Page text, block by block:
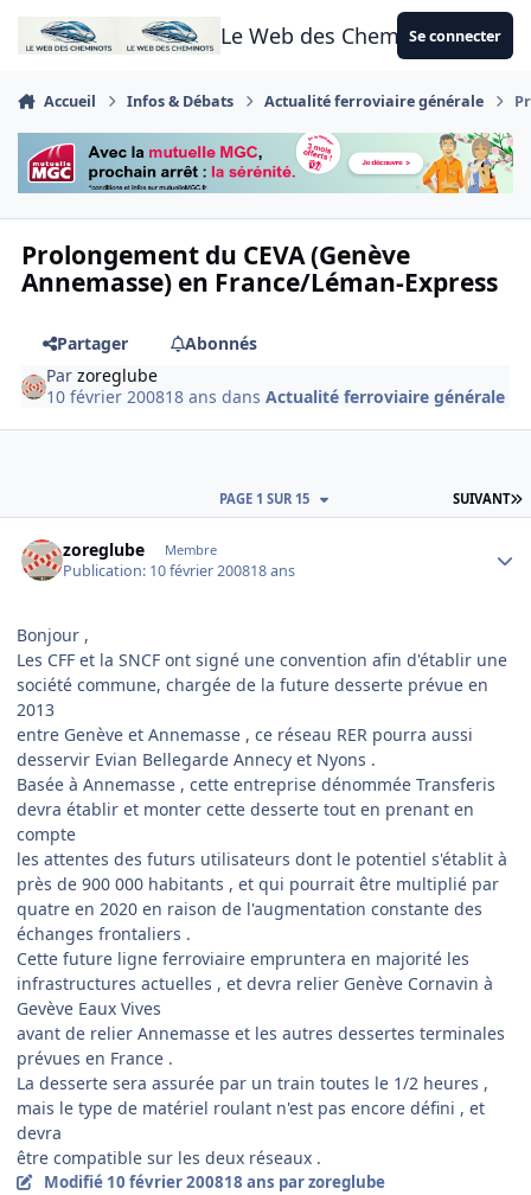
Aller au contenu
Le Web des CheminotsSe connecter
Accueil Infos & Débats Actualité ferroviaire générale
Prolongement du CEVA (Genève
Annemasse) en France/Léman-Express
Partager
Abonnés
Parzoreglube
10 février 200818 ans dansActualité ferroviaire générale
SUIVANT
PAGE 1 SUR 15
zoreglube Membre
Publication: 10 février 200818 ans
Bonjour ,
Les CFF et la SNCF ont signé une convention afin d'établir une
société commune, chargée de la future desserte prévue en
2013
entre Genève et Annemasse , ce réseau RER pourra aussi
desservir Evian Bellegarde Annecy et Nyons .
Basée à Annemasse , cette entreprise dénommée Transferis
devra établir et monter cette desserte tout en prenant en
compte
les attentes des futurs utilisateurs dont le potentiel s'établit à
près de 900 000 habitants , et qui pourrait être multiplié par
quatre en 2020 en raison de l'augmentation constante des
échanges frontaliers .
Cette future ligne ferroviaire empruntera en majorité les
infrastructures actuelles , et devra relier Genève Cornavin à
Gevève Eaux Vives
avant de relier Annemasse et les autres dessertes terminales
prévues en France .
La desserte sera assurée par un train toutes le 1/2 heures ,
mais le type de matériel roulant n'est pas encore défini , et
devra
être compatible sur les deux réseaux .
Modifié 10 février 200818 ans par zoreglube